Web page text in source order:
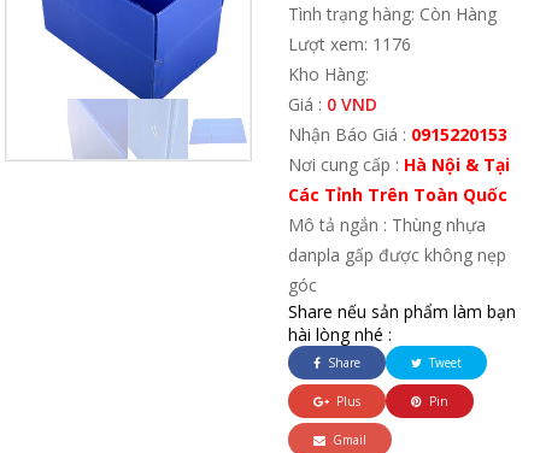
Tình trạng hàng: Còn Hàng
Lượt xem: 1176
Kho Hàng:
Giá : 0 VND
Nhận Báo Giá : 0915220153
Nơi cung cấp : Hà Nội & Tại
Các Tỉnh Trên Toàn Quốc
Mô tả ngắn : Thùng nhựa
danpla gấp được không nẹp
góc
Share nếu sản phẩm làm bạn
hài lòng nhé :
Share Tweet
Plus Pin
Gmail